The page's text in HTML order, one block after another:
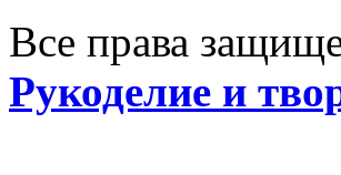
Все права
Рукоделие и